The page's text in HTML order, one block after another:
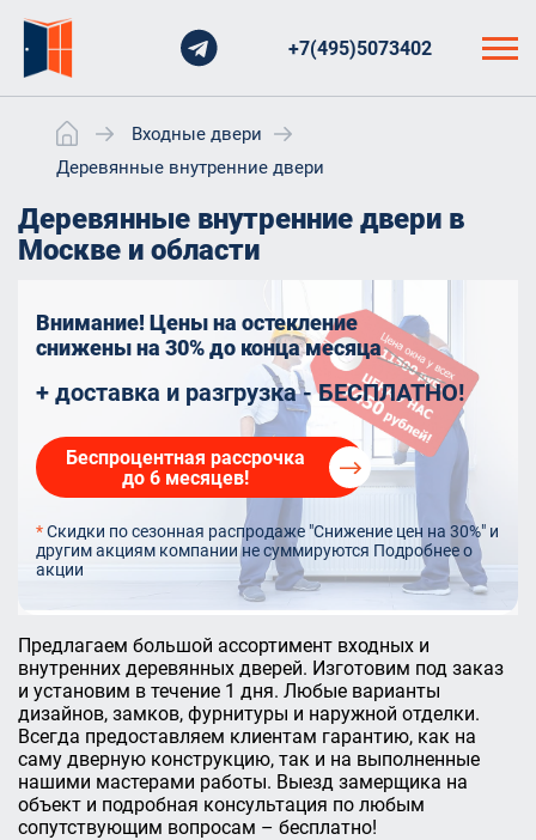
+7(495)5073402
Входные двери
Деревянные внутренние двери
Деревянные внутренние двери в
Москве и области
Внимание! Цены на остекление
снижены на 30%до конца месяца
+ доставка и разгрузка - БЕСПЛАТНО!
Беспроцентная рассрочка
до 6 месяцев!
*Скидки по сезонная распродаже "Снижение цен на 30%" и
другим акциям компании не суммируются Подробнее о
акции
Предлагаем большой ассортимент входных и
внутренних деревянных дверей. Изготовим под заказ
и установим в течение 1 дня. Любые варианты
дизайнов, замков, фурнитуры и наружной отделки.
Всегда предоставляем клиентам гарантию, как на
саму дверную конструкцию, так и на выполненные
нашими мастерами работы. Выезд замерщика на
объект и подробная консультация по любым
сопутствующим вопросам – бесплатно!